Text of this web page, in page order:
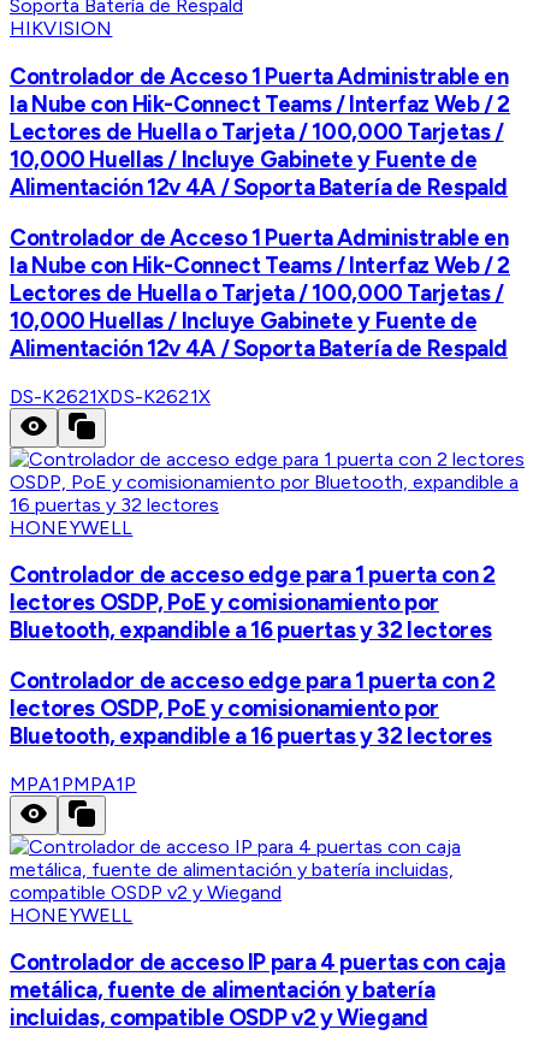
HIKVISION
Controlador de Acceso 1 Puerta Administrable en
la Nube con Hik-Connect Teams / Interfaz Web / 2
Lectores de Huella o Tarjeta / 100,000 Tarjetas /
10,000 Huellas / Incluye Gabinete y Fuente de
Alimentación 12v 4A / Soporta Batería de Respald
Controlador de Acceso 1 Puerta Administrable en
la Nube con Hik-Connect Teams / Interfaz Web / 2
Lectores de Huella o Tarjeta / 100,000 Tarjetas /
10,000 Huellas / Incluye Gabinete y Fuente de
Alimentación 12v 4A / Soporta Batería de Respald
DS-K2621XDS-K2621X
HONEYWELL
Controlador de acceso edge para 1 puerta con 2
lectores OSDP, PoE y comisionamiento por
Bluetooth, expandible a 16 puertas y 32 lectores
Controlador de acceso edge para 1 puerta con 2
lectores OSDP, PoE y comisionamiento por
Bluetooth, expandible a 16 puertas y 32 lectores
MPA1PMPA1P
HONEYWELL
Controlador de acceso IP para 4 puertas con caja
metálica, fuente de alimentación y batería
incluidas, compatible OSDP v2 y Wiegand